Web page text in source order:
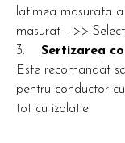
latimea masurata
masurat -->>
3. Sertizarea
Este recomandat
pentru conductor
tot cu izolatie.